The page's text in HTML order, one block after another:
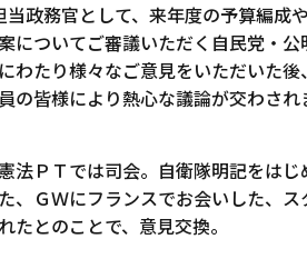
当政務官として、来年度の予算編成
についてご審議いただく自民党・
わたり様々なご意見をいただいた
の皆様により熱心な議論が交わさ
法ＰＴでは司会。自衛隊明記をは
、ＧＷにフランスでお会いした、
たとのことで、意見交換。